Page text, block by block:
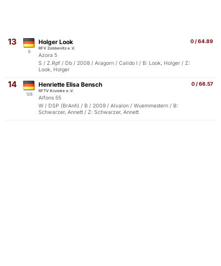
13
6
0 / 64.89
Holger Look
RFV Zobbenitz e.V.
Azora 5
S / Z.Rpf / Db / 2008 / Aragorn / Calido I / B: Look, Holger / Z:
Look, Holger
14
128
0 / 66.57
Henriette Elisa Bensch
RFTV Krumke e.V.
Alfons 55
W / DSP (BrAnh) / B / 2009 / Alvalon / Wuemmestern / B:
Schwarzer, Annett / Z: Schwarzer, Annett